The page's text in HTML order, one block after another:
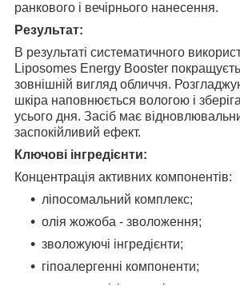
ранкового і вечірнього нанесення.
Результат:
В результаті систематичного
Liposomes Energy Booster
зовнішній вигляд обличчя.
шкіра наповнюється вологою і
усього дня. Засіб має
заспокійливий ефект.
Ключові інгредієнти:
Концентрація активних компонентів:
ліпосомальний комплекс;
олія жожоба - зволоження;
зволожуючі інгредієнти;
гіпоалергенні компоненти;